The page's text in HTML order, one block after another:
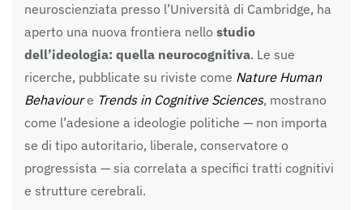
neuroscienziata presso l’Università di Cambridge, ha
aperto una nuova frontiera nello studio
dell’ideologia: quella neurocognitiva. Le sue
ricerche, pubblicate su riviste come Nature Human
Behavioure Trends in Cognitive Sciences, mostrano
come l’adesione a ideologie politiche — non importa
se di tipo autoritario, liberale, conservatore o
progressista — sia correlata a specifici tratti cognitivi
e strutture cerebrali.